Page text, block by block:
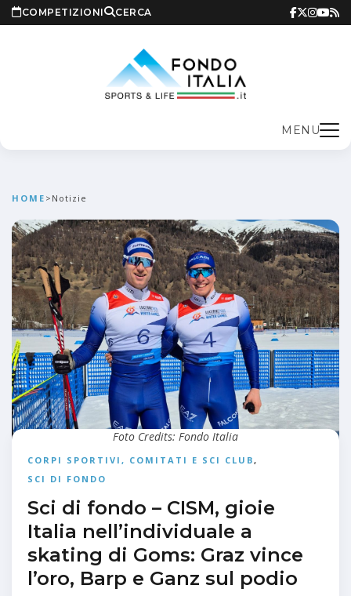
COMPETIZIONI CERCA
MENU
HOME > Notizie
CORPI SPORTIVI, COMITATI E SCI CLUB,
SCI DI FONDO
Sci di fondo – CISM, gioie
Italia nell’individuale a
skating di Goms: Graz vince
l’oro, Barp e Ganz sul podio
Foto Credits: Fondo Italia